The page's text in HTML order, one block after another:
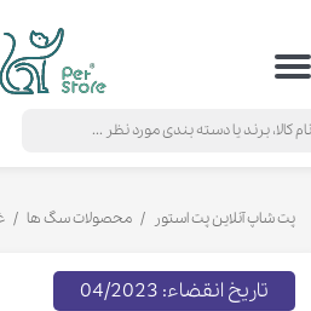
حساب کاربری من
خروج از حساب کاربری
پت شاپ آنلاین پت استور محصولات سگ ها
تاریخ انقضاء: 04/2023